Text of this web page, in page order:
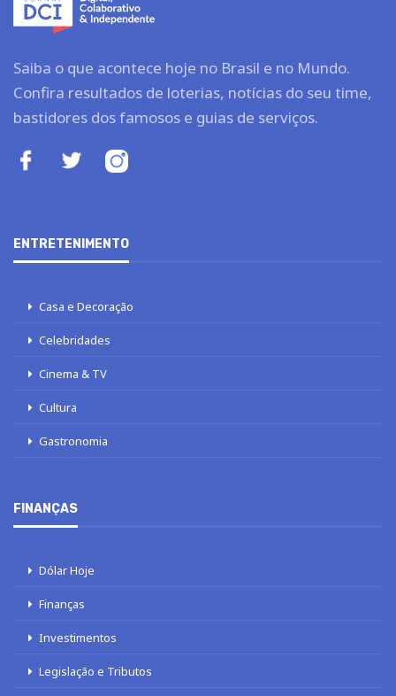
Saiba o que acontece hoje no Brasil e no Mundo.
Confira resultados de loterias, notícias do seu time,
bastidores dos famosos e guias de serviços.
ENTRETENIMENTO
Casa e Decoração
Celebridades
Cinema & TV
Cultura
Gastronomia
FINANÇAS
Dólar Hoje
Finanças
Investimentos
Legislação e Tributos